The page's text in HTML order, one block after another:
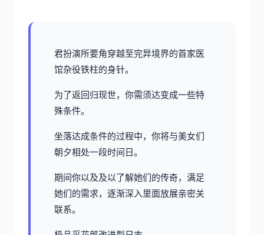
君扮演所要角穿越至完异境界的首家医
馆杂役铁柱的身针。
为了返回归现世，你需须达变成一些特
殊条件。
坐落达成条件的过程中， 你将与美女们
朝夕相处一段时间日。
期间你以及及以了解她们的传奇，满足
她们的需求，逐渐深入里面放展亲密关
联系。